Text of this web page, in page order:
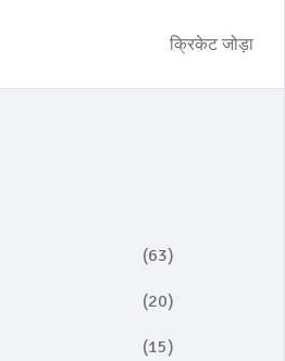
क्रिकेट जोड़ा
(63)
(20)
(15)